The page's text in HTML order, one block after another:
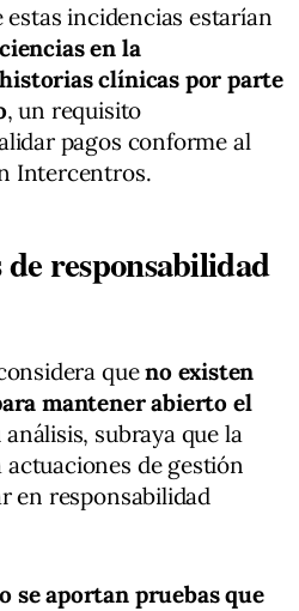
estas incidencias estarían
en la
clínicas por parte
, un requisito
pagos conforme al
Intercentros.
responsabilidad
queno existen
mantener abierto el
análisis, subraya que la
de gestión
en responsabilidad
se aportan pruebas que